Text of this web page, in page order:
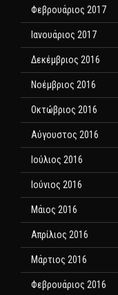
Φεβρουάριος 2017
Ιανουάριος 2017
Δεκέμβριος 2016
Νοέμβριος 2016
Οκτώβριος 2016
Αύγουστος 2016
Ιούλιος 2016
Ιούνιος 2016
Μάιος 2016
Απρίλιος 2016
Μάρτιος 2016
Φεβρουάριος 2016